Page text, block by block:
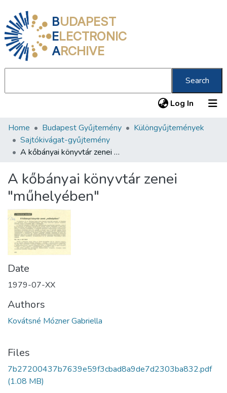
BUDAPEST
ELECTRONIC
ARCHIVE
Search
Log In (current)
Communities & Collections
All of DSpace
About us
Home Budapest Gyűjtemény
Különgyűjtemények
Sajtókivágat-gyűjtemény
A kőbányai könyvtár zenei "műhelyében"
A kőbányai könyvtár zenei
"műhelyében"
Date
1979-07-XX
Authors
Kovátsné Mózner Gabriella
Files
7b27200437b7639e59f3cbad8a9de7d2303ba832.pdf
(1.08 MB)